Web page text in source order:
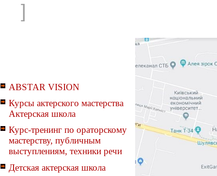
]
ABSTAR VISION
Курсы актерского мастерства
Актерская школа
Курс-тренинг по ораторскому
мастерству, публичным
выступлениям, техники речи
Детская актерская школа